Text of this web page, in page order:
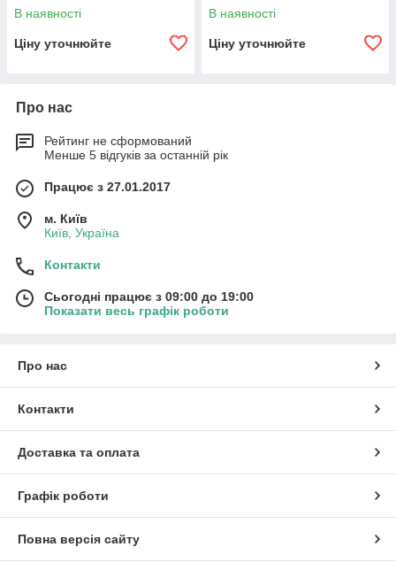
В наявності
Ціну уточнюйте
В наявності
Ціну уточнюйте
Про нас
Рейтинг не сформований
Менше 5 відгуків за останній рік
Працює з 27.01.2017
м. Київ
Київ, Україна
Контакти
Сьогодні працює з 09:00 до 19:00
Показати весь графік роботи
Про нас
Контакти
Доставка та оплата
Графік роботи
Повна версія сайту